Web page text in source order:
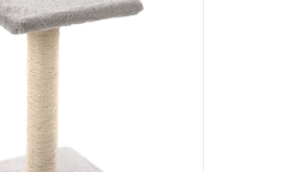
– izdevīga cena un ātra